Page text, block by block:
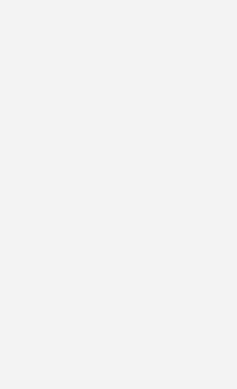
zu diesem Newsletter bin ich damit
und Online-Angebote
GmbH & Co. KG
ich jederzeit widerrufen und eine
Informationen zum Umgang mit